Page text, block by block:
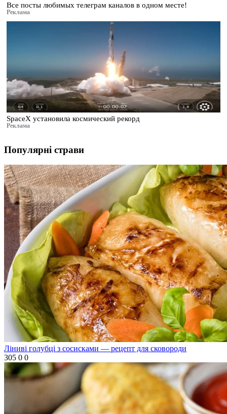
Все посты любимых телеграм каналов в одном месте!
Реклама
SpaceX установила космический рекорд
Реклама
Популярні страви
Ліниві голубці з сосисками — рецепт для сковороди
305 0 0